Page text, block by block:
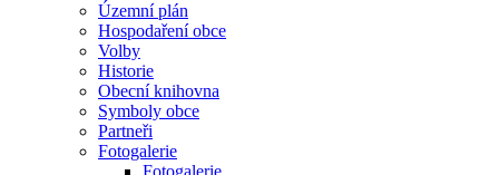
Územní plán
Hospodaření obce
Volby
Historie
Obecní knihovna
Symboly obce
Partneři
Fotogalerie
Fotogalerie